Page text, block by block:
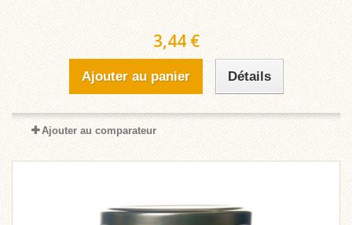
3,44 €
Ajouter au panier Détails
Ajouter au comparateur